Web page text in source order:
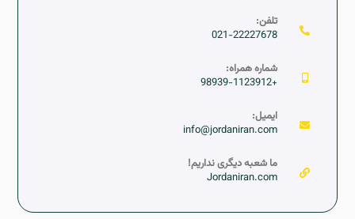
تلفن:
021-22227678
شماره همراه:
+98939-1123912
ایمیل:
info@jordaniran.com
ما شعبه دیگری نداریم!
Jordaniran.com